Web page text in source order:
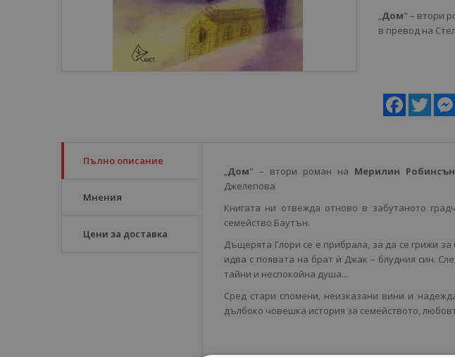
„Дом" – втори
в превод на
Facebook
Twitter
Пълно описание
Мнения
Цени за доставка
„Дом" – втори роман на Мерилин Робинсън
Джелепова
Книгата ни отвежда отново в забутаното
семейство Баутън.
Дъщерята Глори се е прибрала, за да се грижи
идва с появата на брат ѝ Джак – блудния син.
тайни и неспокойна душа...
Сред стари спомени, неизказани вини и
дълбоко човешка история за семейството,